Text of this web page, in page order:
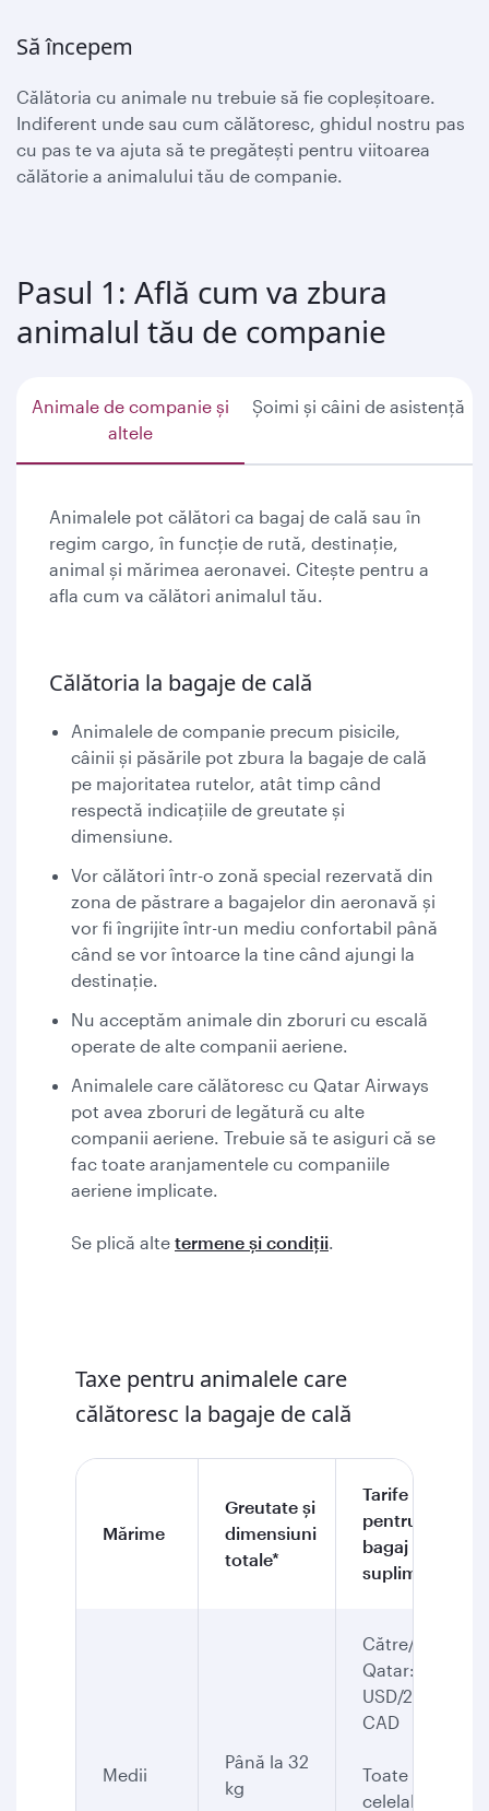
Să începem
Călătoria cu animale nu trebuie să fie copleșitoare.
Indiferent unde sau cum călătoresc, ghidul nostru pas
cu pas te va ajuta să te pregătești pentru viitoarea
călătorie a animalului tău de companie.
Pasul 1: Află cum va zbura
animalul tău de companie
Animale de companie și
altele
Șoimi și câini de asistență
Animalele pot călători ca bagaj de cală sau în
regim cargo, în funcție de rută, destinație,
animal și mărimea aeronavei. Citește pentru a
afla cum va călători animalul tău.
Călătoria la bagaje de cală
Animalele de companie precum pisicile,
câinii și păsările pot zbura la bagaje de cală
pe majoritatea rutelor, atât timp când
respectă indicațiile de greutate și
dimensiune.
Vor călători într-o zonă special rezervată din
zona de păstrare a bagajelor din aeronavă și
vor fi îngrijite într-un mediu confortabil până
când se vor întoarce la tine când ajungi la
destinație.
Nu acceptăm animale din zboruri cu escală
operate de alte companii aeriene.
Animalele care călătoresc cu Qatar Airways
pot avea zboruri de legătură cu alte
companii aeriene. Trebuie să te asiguri că se
fac toate aranjamentele cu companiile
aeriene implicate.
Se plică alte termene și condiții.
Taxe pentru animalele care
călătoresc la bagaje de cală
Mărime
Greutate şi
dimensiuni
totale*
Tarife
pentru
bagaj
suplimentar
Medii
Până la 32
kg
Către/din
Qatar: 200
USD/260
CAD
Toate
celelalte